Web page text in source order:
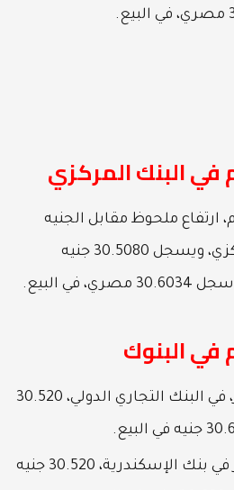
في البنك المركزي
ارتفاع ملحوظ مقابل الجنيه
المصري، في البنك المركزي، ويسجل 30.5080 جنيه
البيع.
في البنوك
يسجل سعر الدولار، في البنك التجاري الدولي، 30.520
يسجل سعر الدولار في بنك الإسكندرية، 30.520 جنيه